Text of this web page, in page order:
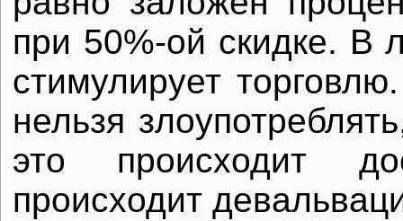
при 50%-ой скидке. В
стимулирует
нельзя
это происходит
происходит